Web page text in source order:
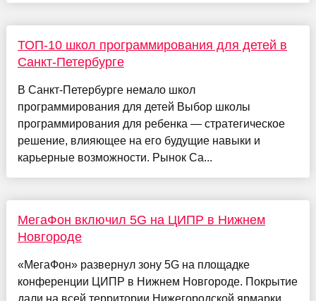
ТОП-10 школ программирования для детей в
Санкт-Петербурге
В Санкт-Петербурге немало школ
программирования для детей Выбор школы
программирования для ребенка — стратегическое
решение, влияющее на его будущие навыки и
карьерные возможности. Рынок Са...
МегаФон включил 5G на ЦИПР в Нижнем
Новгороде
«МегаФон» развернул зону 5G на площадке
конференции ЦИПР в Нижнем Новгороде. Покрытие